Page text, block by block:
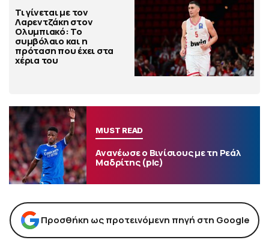
Τι γίνεται με τον
Λαρεντζάκη στον
Ολυμπιακό: Το
συμβόλαιο και η
πρόταση που έχει στα
χέρια του
MUST READ
Ανανέωσε ο Βινίσιους με τη Ρεάλ
Μαδρίτης (pic)
Προσθήκη ως προτεινόμενη πηγή στη Google